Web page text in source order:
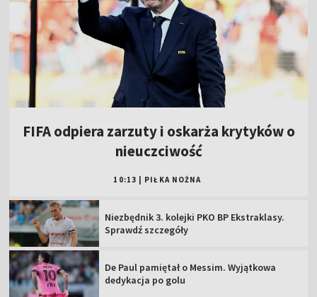
FIFA odpiera zarzuty i oskarża krytyków o
nieuczciwość
10:13 PIŁKA NOŻNA
Niezbędnik 3. kolejki PKO BP Ekstraklasy.
Sprawdź szczegóły
De Paul pamiętał o Messim. Wyjątkowa
dedykacja po golu